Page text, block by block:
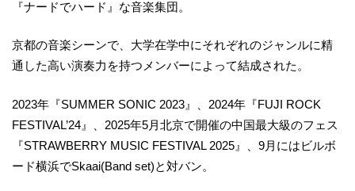
『ナードでハード』な音楽集団。
京都の音楽シーンで、大学在学中にそれぞれのジャンルに精
通した高い演奏力を持つメンバーによって結成された。
2023年『SUMMER SONIC 2023』、2024年『FUJI ROCK
FESTIVAL’24』、2025年5月北京で開催の中国最大級のフェス
『STRAWBERRY MUSIC FESTIVAL 2025』、9月にはビルボ
ード横浜でSkaai(Band set)と対バン。